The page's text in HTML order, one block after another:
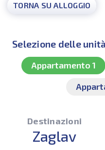
TORNA SU ALLOGGIO
Selezione delle
Appartamento 1
Destinazioni
Zaglav